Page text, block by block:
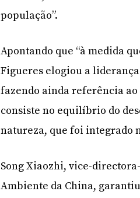
população”.
Apontando que “à medida
Figueres elogiou a
fazendo ainda referência
consiste no equilíbrio do
natureza, que foi integrado
Song Xiaozhi, vice-
Ambiente da China,